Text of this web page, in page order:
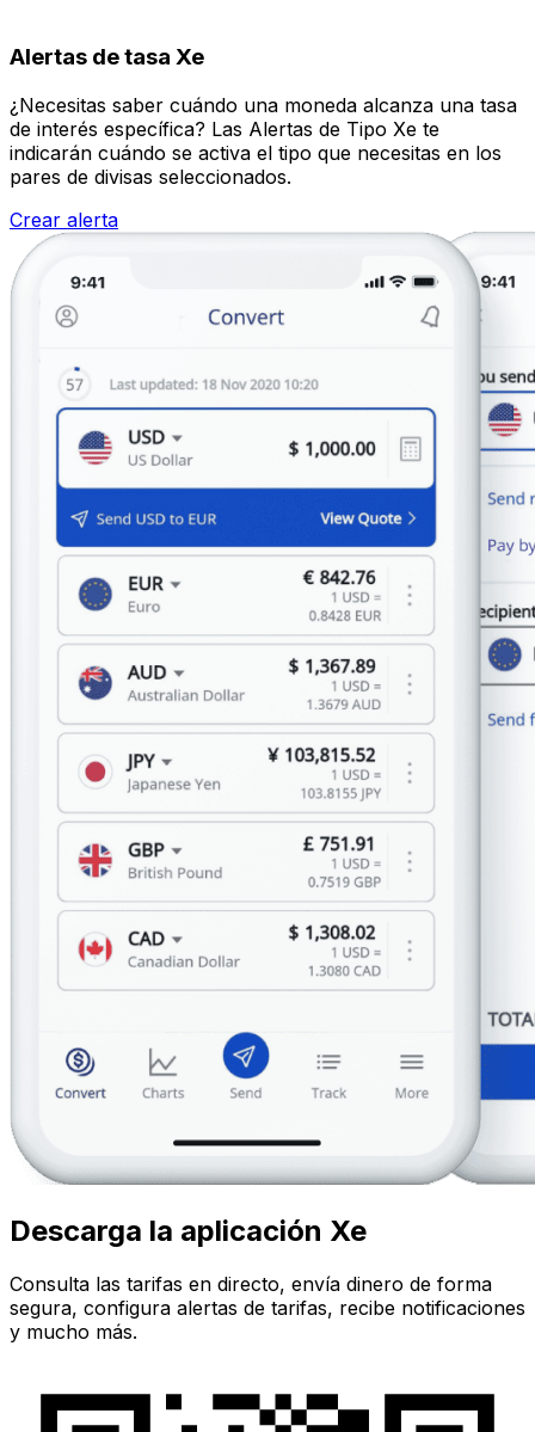
Alertas de tasa Xe
¿Necesitas saber cuándo una moneda alcanza una tasa
de interés específica? Las Alertas de Tipo Xe te
indicarán cuándo se activa el tipo que necesitas en los
pares de divisas seleccionados.
Crear alerta
Descarga la aplicación Xe
Consulta las tarifas en directo, envía dinero de forma
segura, configura alertas de tarifas, recibe notificaciones
y mucho más.